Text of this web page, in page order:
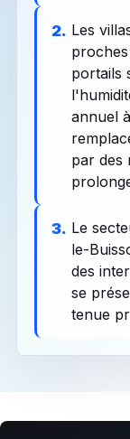
2. Les
portails
annuel
par des
3. Le
le-
des
se
tenue